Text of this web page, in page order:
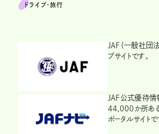
ドライブ･旅行
JAF（一般社団
ブサイトです。
JAF公式優待情
44,000か所あ
ポータルサイトで